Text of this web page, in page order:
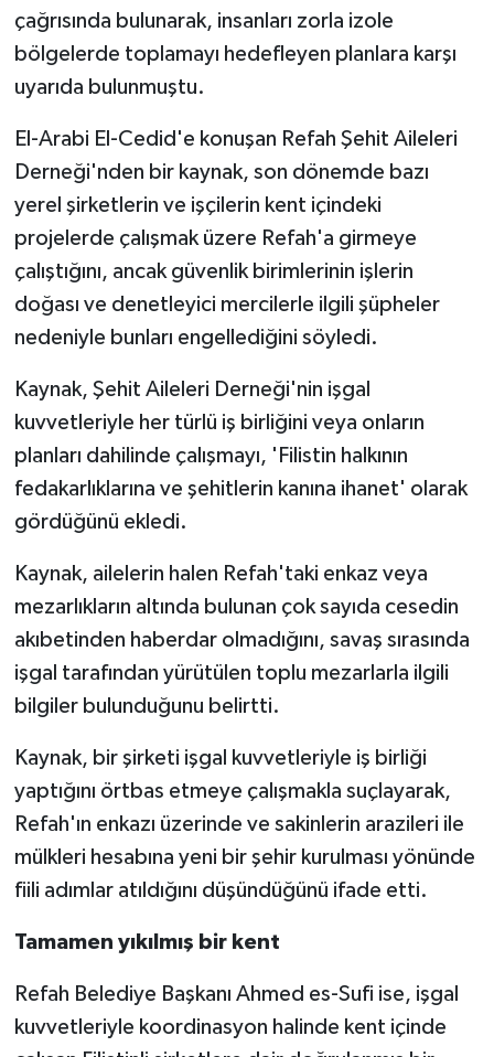
çağrısında bulunarak, insanları zorla izole
bölgelerde toplamayı hedefleyen planlara karşı
uyarıda bulunmuştu.
El-Arabi El-Cedid'e konuşan Refah Şehit Aileleri
Derneği'nden bir kaynak, son dönemde bazı
yerel şirketlerin ve işçilerin kent içindeki
projelerde çalışmak üzere Refah'a girmeye
çalıştığını, ancak güvenlik birimlerinin işlerin
doğası ve denetleyici mercilerle ilgili şüpheler
nedeniyle bunları engellediğini söyledi.
Kaynak, Şehit Aileleri Derneği'nin işgal
kuvvetleriyle her türlü iş birliğini veya onların
planları dahilinde çalışmayı, 'Filistin halkının
fedakarlıklarına ve şehitlerin kanına ihanet' olarak
gördüğünü ekledi.
Kaynak, ailelerin halen Refah'taki enkaz veya
mezarlıkların altında bulunan çok sayıda cesedin
akıbetinden haberdar olmadığını, savaş sırasında
işgal tarafından yürütülen toplu mezarlarla ilgili
bilgiler bulunduğunu belirtti.
Kaynak, bir şirketi işgal kuvvetleriyle iş birliği
yaptığını örtbas etmeye çalışmakla suçlayarak,
Refah'ın enkazı üzerinde ve sakinlerin arazileri ile
mülkleri hesabına yeni bir şehir kurulması yönünde
fiili adımlar atıldığını düşündüğünü ifade etti.
Tamamen yıkılmış bir kent
Refah Belediye Başkanı Ahmed es-Sufi ise, işgal
kuvvetleriyle koordinasyon halinde kent içinde